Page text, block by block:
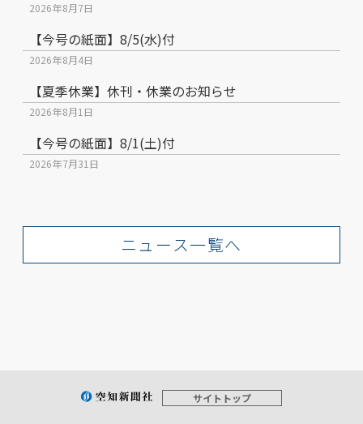
2026年8月7日
【今号の紙面】8/5(水)付
2026年8月4日
【夏季休業】休刊・休業のお知らせ
2026年8月1日
【今号の紙面】8/1(土)付
2026年7月31日
ニュース一覧へ
サイトトップ